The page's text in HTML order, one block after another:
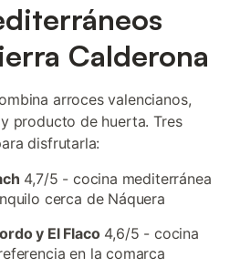
Calderona
arroces valencianos,
producto de huerta. Tres
disfrutarla:
4,7/5 - cocina mediterránea
cerca de Náquera
y El Flaco4,6/5 - cocina
en la comarca